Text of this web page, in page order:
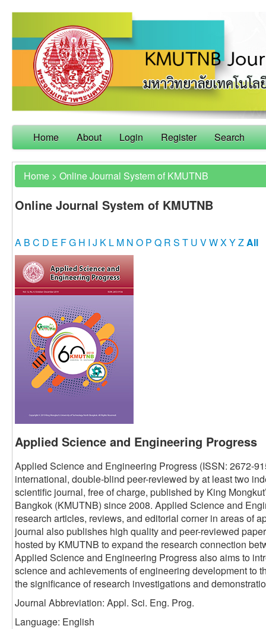
Home About Login Register Search
Home > Online Journal System of KMUTNB
Online Journal System of KMUTNB
A B C D E FG H I J K L M N O P Q R S T U VWXYZAll
Applied Science and Engineering Progress
Applied Science and Engineering Progress (ISSN: 2672-
international, double-blind peer-reviewed by at least two
scientific journal, free of charge, published by King
Bangkok (KMUTNB) since 2008. Applied Science and
research articles, reviews, and editorial corner in areas of
journal also publishes high quality and peer-reviewed
hosted by KMUTNB to expand the research connection
Applied Science and Engineering Progress also aims to
science and achievements of engineering development to
the significance of research investigations and
Journal Abbreviation: Appl. Sci. Eng. Prog.
Language: English